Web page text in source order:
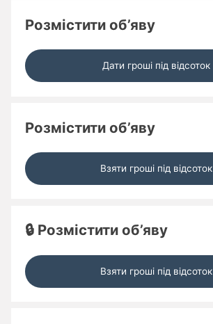
Розмістити об’яву
Дати гроші під відсоток
Розмістити об’яву
Взяти гроші під відсоток
🔒 Розмістити об’яву
Взяти гроші під відсоток